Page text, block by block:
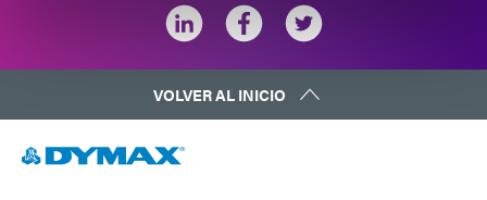
VOLVER AL INICIO